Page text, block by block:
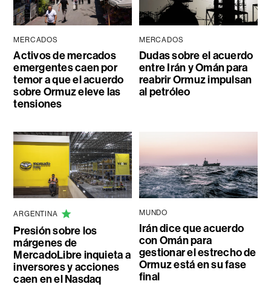
MERCADOS
Activos de mercados
emergentes caen por
temor a que el acuerdo
sobre Ormuz eleve las
tensiones
MERCADOS
Dudas sobre el acuerdo
entre Irán y Omán para
reabrir Ormuz impulsan
al petróleo
ARGENTINA
Presión sobre los
márgenes de
MercadoLibre inquieta a
inversores y acciones
caen en el Nasdaq
MUNDO
Irán dice que acuerdo
con Omán para
gestionar el estrecho de
Ormuz está en su fase
final